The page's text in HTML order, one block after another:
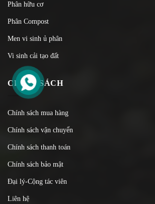
Phân hữu cơ
Phân Compost
Men vi sinh ủ phân
Vi sinh cải tạo đất
CHÍNH SÁCH
Chính sách mua hàng
Chính sách vận chuyển
Chính sách thanh toán
Chính sách bảo mật
Đại lý-Cộng tác viên
Liên hệ